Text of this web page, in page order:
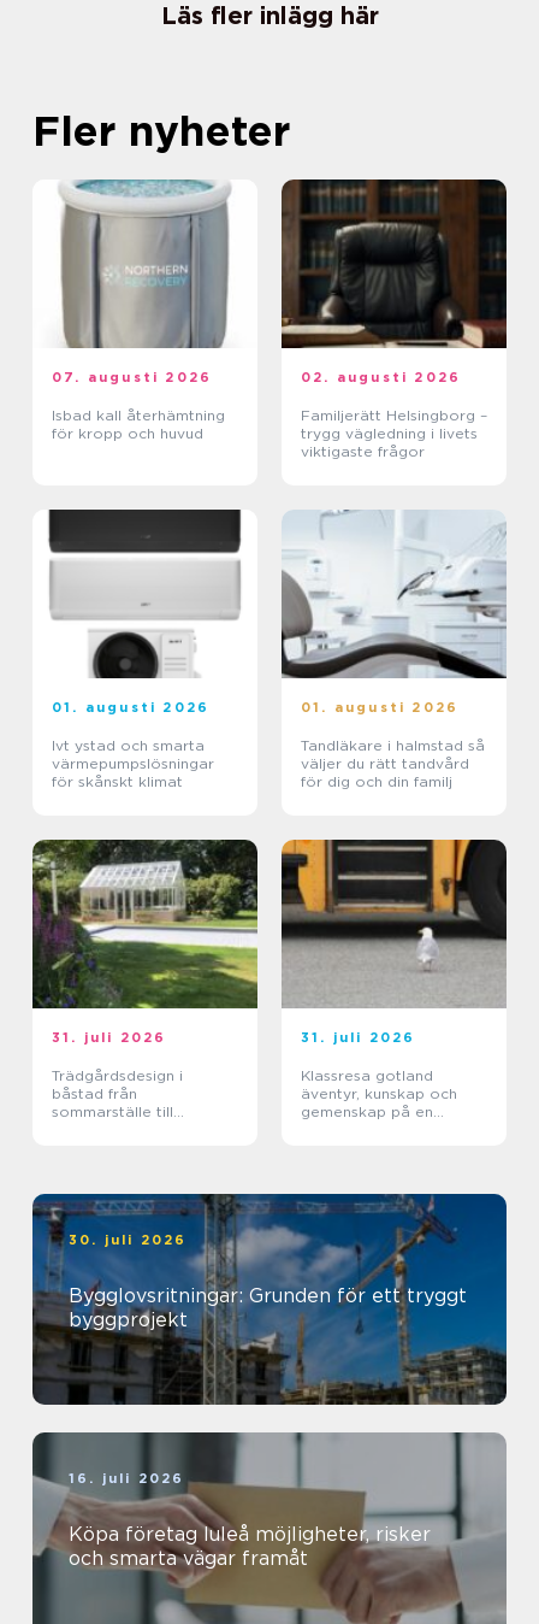
Läs fler inlägg här
Fler nyheter
07. augusti 2026
Isbad kall återhämtning
för kropp och huvud
02. augusti 2026
Familjerätt Helsingborg –
trygg vägledning i livets
viktigaste frågor
01. augusti 2026
Ivt ystad och smarta
värmepumpslösningar
för skånskt klimat
01. augusti 2026
Tandläkare i halmstad så
väljer du rätt tandvård
för dig och din familj
31. juli 2026
Trädgårdsdesign i
båstad från
sommarställe till
31. juli 2026
Klassresa gotland
äventyr, kunskap och
gemenskap på en
30. juli 2026
Bygglovsritningar: Grunden för ett tryggt
byggprojekt
16. juli 2026
Köpa företag luleå möjligheter, risker
och smarta vägar framåt